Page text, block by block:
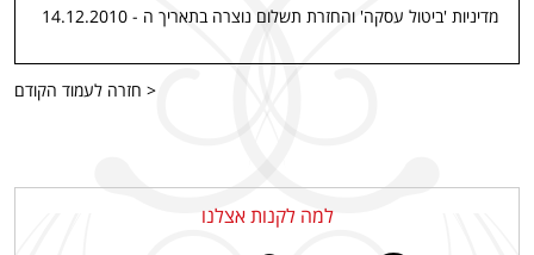
למה לקנות אצלנו
מדיניות 'ביטול עסקה' והחזרת תשלום נוצרה בתאריך ה - 14.12.2010
< חזרה לעמוד הקודם